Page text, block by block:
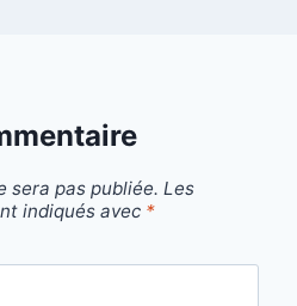
sera pas publiée. Les
indiqués avec *